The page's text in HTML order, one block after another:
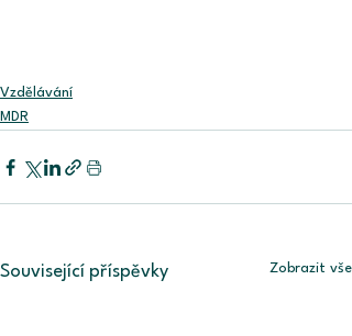
Vzdělávání
MDR
Související příspěvky Zobrazit vše